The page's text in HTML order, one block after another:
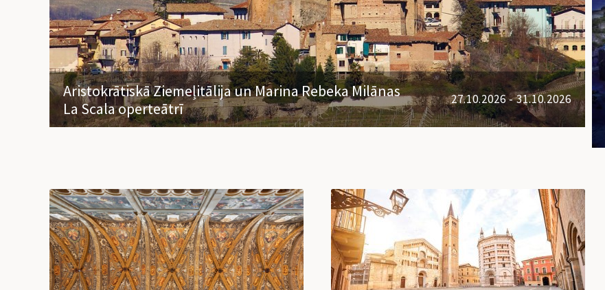
Aristokrātiskā Ziemeļitālija un Marina Rebeka Milānas
La Scala operteātrī
27.10.2026 - 31.10.2026